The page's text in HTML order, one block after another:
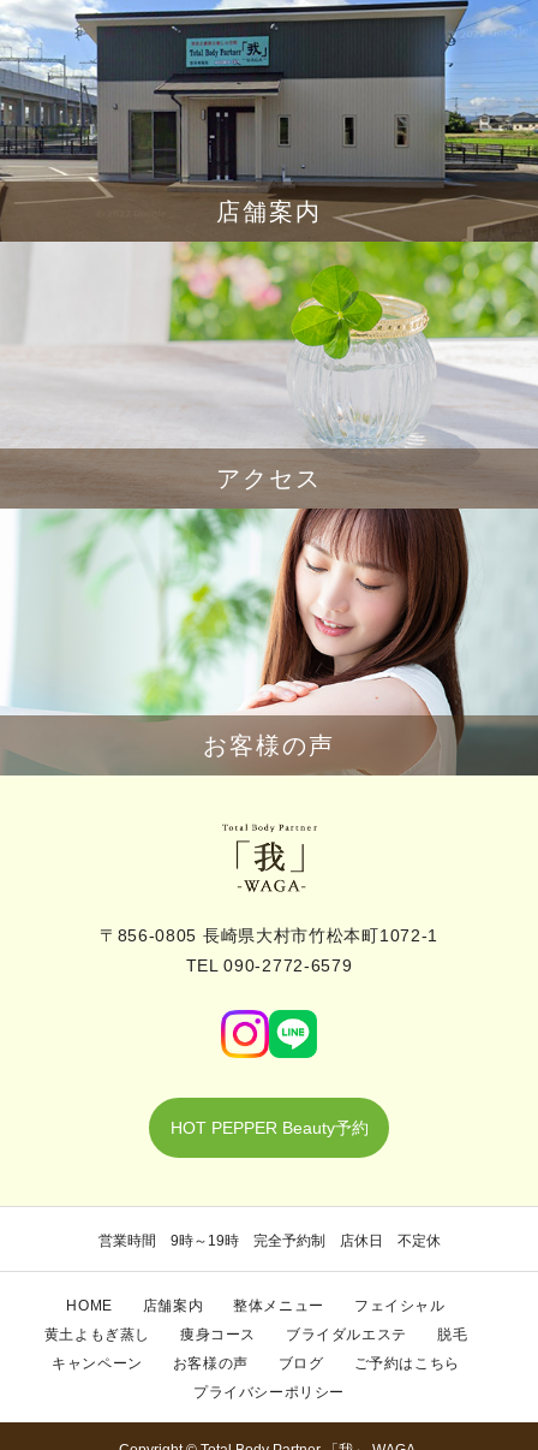
店舗案内
アクセス
お客様の声
〒856-0805 長崎県大村市竹松本町1072-1
TEL 090-2772-6579
HOT PEPPER Beauty予約
営業時間 9時～19時 完全予約制 店休日 不定休
HOME 店舗案内 整体メニュー
フェイシャル
黄土よもぎ蒸し
痩身コース ブライダルエステ
脱毛
キャンペーン
お客様の声 ブログ
ご予約はこちら
プライバシーポリシー